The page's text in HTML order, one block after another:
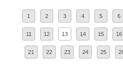
1 2 3 4 5 6
11 12 13 14 15 16
21 22 23 24 25